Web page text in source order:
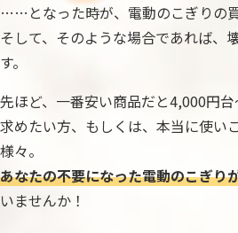
……となった時が、電動のこぎりの買
そして、そのような場合であれば、
す。
先ほど、一番安い商品だと4,000円
求めたい方、もしくは、本当に使い
様々。
あなたの不要になった電動のこぎり
いませんか！